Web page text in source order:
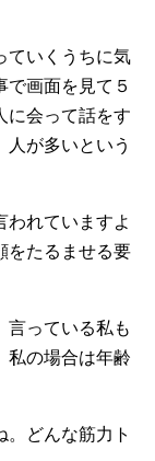
ていくうちに気
画面を見て５
に会って話をす
人が多いという
われていますよ
をたるませる要
言っている私も
私の場合は年齢
。どんな筋力ト